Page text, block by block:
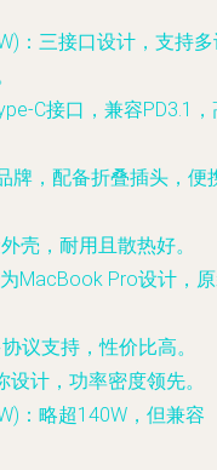
：三接口设计，支持
C接口，兼容PD3.1，
牌，配备折叠插头，便
壳，耐用且散热好。
MacBook Pro设计，
议支持，性价比高。
计，功率密度领先。
：略超140W，但兼容